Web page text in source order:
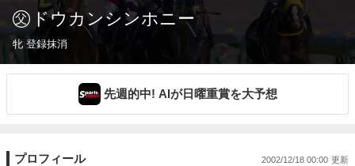
ドウカンシンホニー
牝 登録抹消
先週的中! AIが日曜重賞を大予想
プロフィール 2002/12/18 00:00